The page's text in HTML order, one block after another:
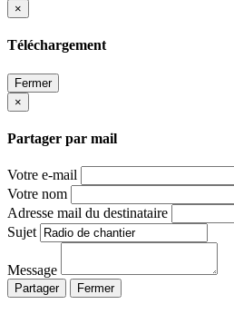
×
Téléchargement
Fermer
×
Partager par mail
Votre e-mail
Votre nom
Adresse mail du destinataire
Sujet
Message
Partager Fermer